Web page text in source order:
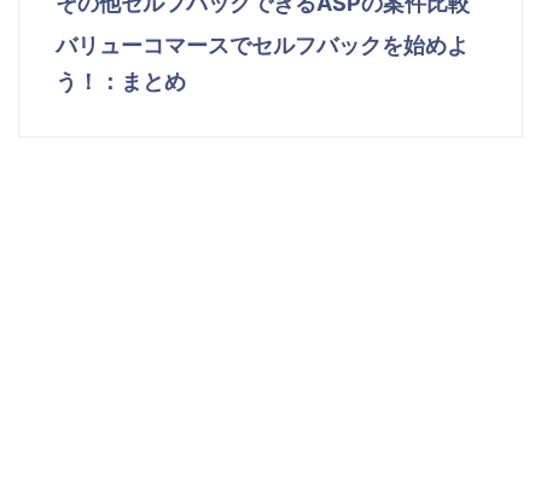
バリューコマースでセルフバックを始めよ
う！：まとめ